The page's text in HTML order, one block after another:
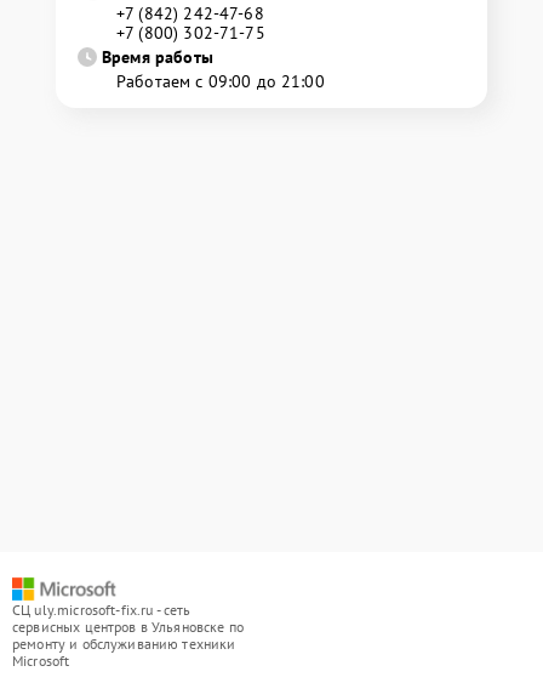
+7 (842) 242-47-68
+7 (800) 302-71-75
Время работы
Работаем с 09:00 до 21:00
СЦ uly.microsoft-fix.ru - сеть
сервисных центров в Ульяновске по
ремонту и обслуживанию техники
Microsoft